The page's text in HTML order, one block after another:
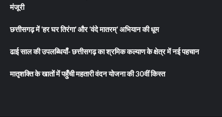
मंजूरी
छत्तीसगढ़ में ‘हर घर तिरंगा’ और ‘वंदे मातरम्’ अभियान की धूम
ढाई साल की उपलब्धियाँ- छत्तीसगढ़ का श्रमिक कल्याण के क्षेत्र में नई पहचान
मातृशक्ति के खातों में पहुँची महतारी वंदन योजना की 30वीं किस्त